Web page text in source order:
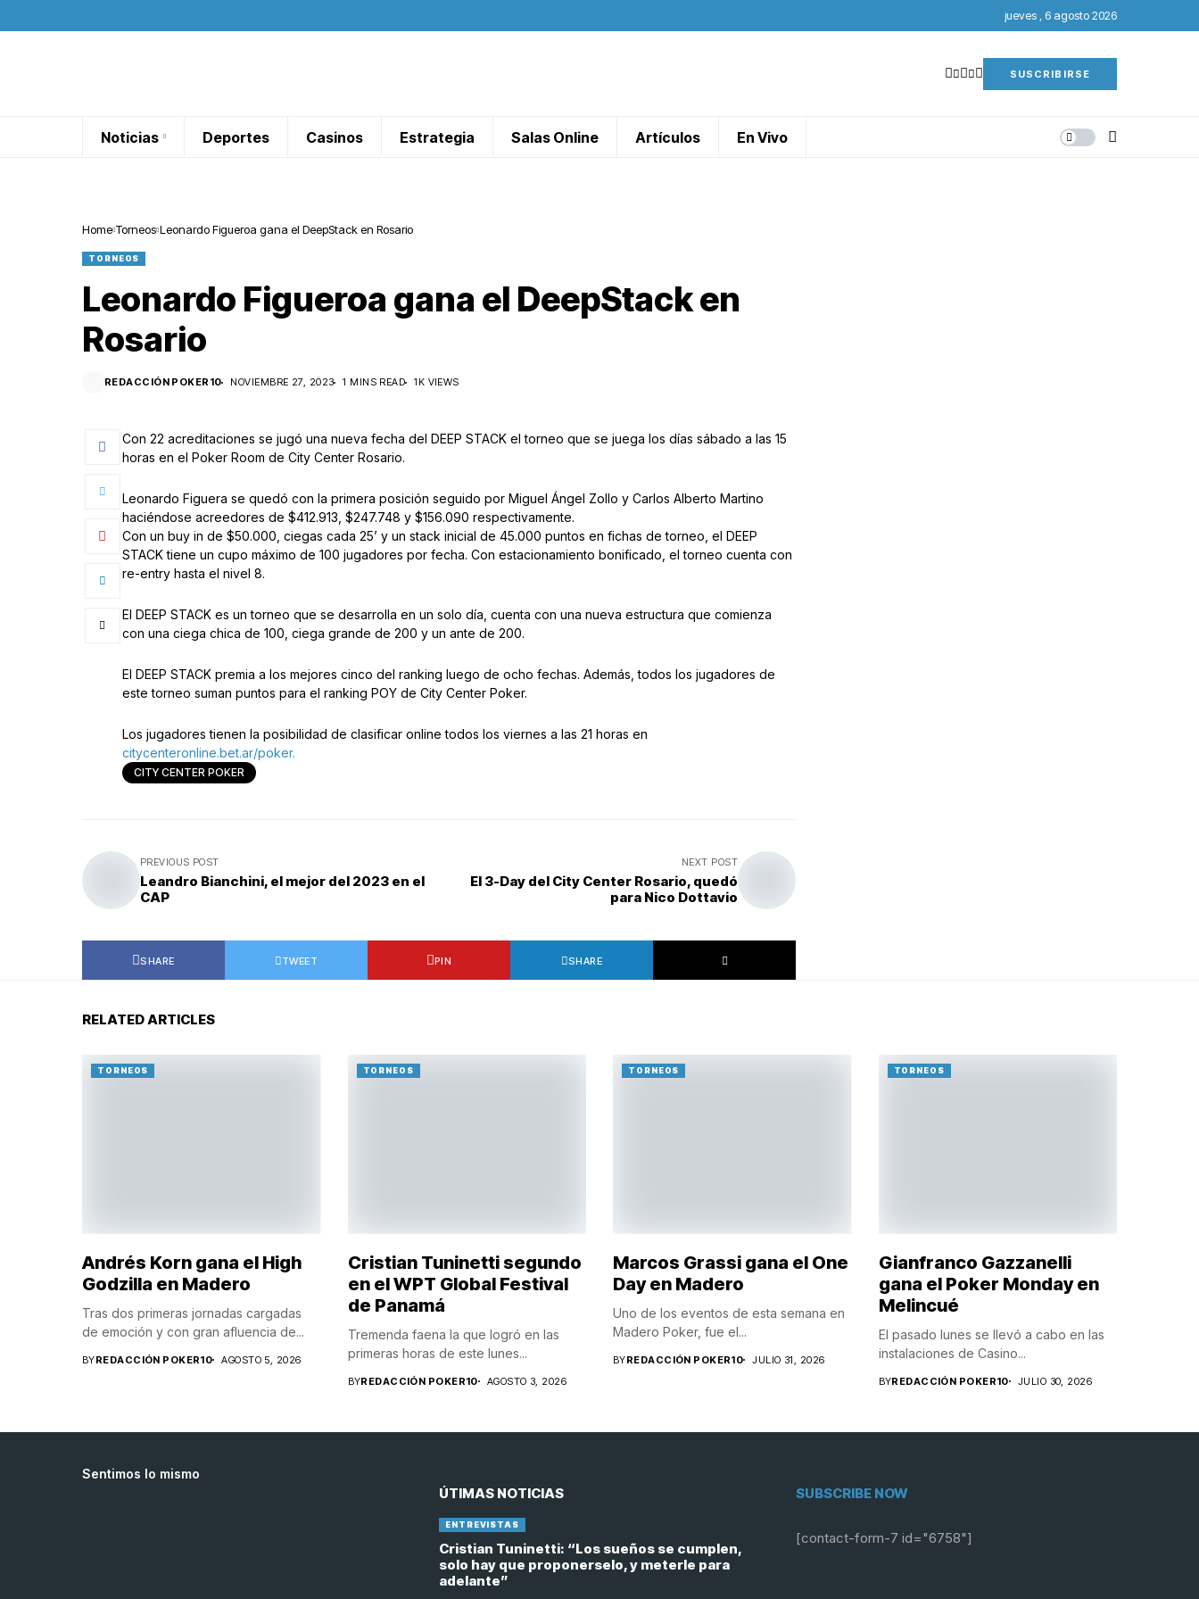
jueves , 6 agosto 2026
SUSCRIBIRSE
Noticias Deportes Casinos Estrategia Salas Online Artículos En Vivo
Home Torneos Leonardo Figueroa gana el DeepStack en Rosario
TORNEOS
Leonardo Figueroa gana el DeepStack en
Rosario
REDACCIÓN POKER10 NOVIEMBRE 27, 2023 1 MINS READ 1K VIEWS
Con 22 acreditaciones se jugó una nueva fecha del DEEP STACK el torneo que se juega los días sábado a las 15
horas en el Poker Room de City Center Rosario.
Leonardo Figuera se quedó con la primera posición seguido por Miguel Ángel Zollo y Carlos Alberto Martino
haciéndose acreedores de $412.913, $247.748 y $156.090 respectivamente.
Con un buy in de $50.000, ciegas cada 25’ y un stack inicial de 45.000 puntos en fichas de torneo, el DEEP
STACK tiene un cupo máximo de 100 jugadores por fecha. Con estacionamiento bonificado, el torneo cuenta con
re-entry hasta el nivel 8.
El DEEP STACK es un torneo que se desarrolla en un solo día, cuenta con una nueva estructura que comienza
con una ciega chica de 100, ciega grande de 200 y un ante de 200.
El DEEP STACK premia a los mejores cinco del ranking luego de ocho fechas. Además, todos los jugadores de
este torneo suman puntos para el ranking POY de City Center Poker.
Los jugadores tienen la posibilidad de clasificar online todos los viernes a las 21 horas en
citycenteronline.bet.ar/poker.
CITY CENTER POKER
PREVIOUS POST
Leandro Bianchini, el mejor del 2023 en el
CAP
NEXT POST
El 3-Day del City Center Rosario, quedó
para Nico Dottavio
SHARE TWEET PIN SHARE
RELATED ARTICLES
TORNEOS
Andrés Korn gana el High
Godzilla en Madero
Tras dos primeras jornadas cargadas
de emoción y con gran afluencia de...
BYREDACCIÓN POKER10 AGOSTO 5, 2026
TORNEOS
Cristian Tuninetti segundo
en el WPT Global Festival
de Panamá
Tremenda faena la que logró en las
primeras horas de este lunes...
BYREDACCIÓN POKER10 AGOSTO 3, 2026
TORNEOS
Marcos Grassi gana el One
Day en Madero
Uno de los eventos de esta semana en
Madero Poker, fue el...
BYREDACCIÓN POKER10 JULIO 31, 2026
TORNEOS
Gianfranco Gazzanelli
gana el Poker Monday en
Melincué
El pasado lunes se llevó a cabo en las
instalaciones de Casino...
BYREDACCIÓN POKER10 JULIO 30, 2026
Sentimos lo mismo
ÚTIMAS NOTICIAS
ENTREVISTAS
Cristian Tuninetti: “Los sueños se cumplen,
solo hay que proponerselo, y meterle para
adelante”
SUBSCRIBE NOW
[contact-form-7 id="6758"]